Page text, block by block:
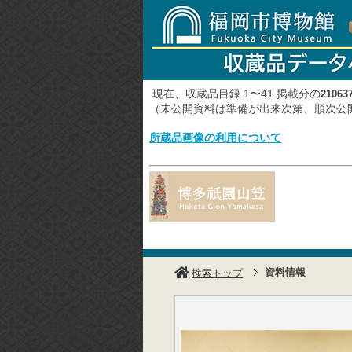
現在、収蔵品目録 1〜41 掲載分の
（未公開資料は準備が出来次第、順次
所蔵品画像の利用について
検索トップ 資料情報